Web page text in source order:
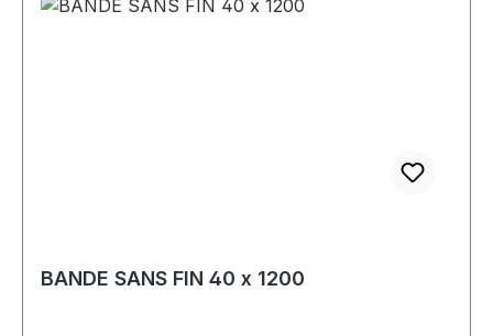
BANDE SANS FIN 40 x 1200